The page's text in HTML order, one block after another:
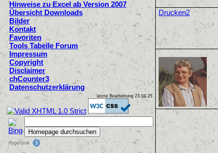
Hinweise zu Excel ab Version 2007
Übersicht Downloads
Bilder
Kontakt
Favoriten
Tools Tabelle Forum
Impressum
Copyright
Disclaimer
chCounter3
Datenschutzerklärung
letzte Bearbeitung 23.04.25
Drucken2